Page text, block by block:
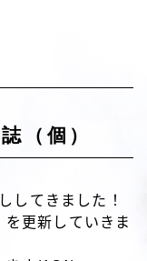
（個）
してきました！
更新していきま